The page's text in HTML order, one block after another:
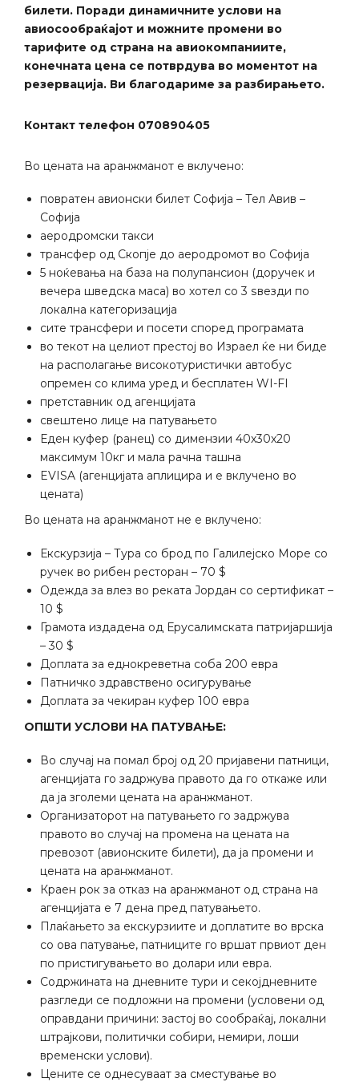
билети. Поради динамичните услови на
авиосообраќајот и можните промени во
тарифите од страна на авиокомпаниите,
конечната цена се потврдува во моментот на
резервација. Ви благодариме за разбирањето.
Контакт телефон 070890405
Во цената на аранжманот е вклучено:
повратен авионски билет Софија – Тел Авив –
Софија
аеродромски такси
трансфер од Скопје до аеродромот во Софија
5 ноќевања на база на полупансион (доручек и
вечера шведска маса) во хотел со 3 ѕвезди по
локална категоризација
сите трансфери и посети според програмата
во текот на целиот престој во Израел ќе ни биде
на располагање високотуристички автобус
опремен со клима уред и бесплатен WI-FI
претставник од агенцијата
свештено лице на патувањето
Еден куфер (ранец) со димензии 40х30х20
максимум 10кг и мала рачна ташна
EVISA (агенцијата аплицира и е вклучено во
цената)
Во цената на аранжманот не е вклучено:
Екскурзија – Тура со брод по Галилејско Море со
ручек во рибен ресторан – 70 $
Одежда за влез во реката Јордан со сертификат –
10 $
Грамота издадена од Ерусалимската патријаршија
– 30 $
Доплата за еднокреветна соба 200 евра
Патничко здравствено осигурување
Доплата за чекиран куфер 100 евра
ОПШТИ УСЛОВИ НА ПАТУВАЊЕ:
Во случај на помал број од 20 пријавени патници,
агенцијата го задржува правото да го откаже или
да ја зголеми цената на аранжманот.
Организаторот на патувањето го задржува
правото во случај на промена на цената на
превозот (авионските билети), да ја промени и
цената на аранжманот.
Краен рок за отказ на аранжманот од страна на
агенцијата е 7 дена пред патувањето.
Плаќањето за екскурзиите и доплатите во врска
со ова патување, патниците го вршат првиот ден
по пристигувањето во долари или евра.
Содржината на дневните тури и секојдневните
разгледи се подложни на промени (условени од
оправдани причини: застој во сообраќај, локални
штрајкови, политички собири, немири, лоши
временски услови).
Цените се однесуваат за сместување во